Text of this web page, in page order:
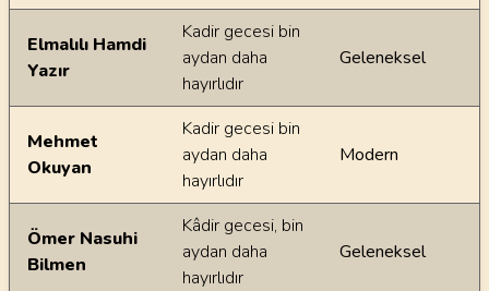
Elmalılı Hamdi
Yazır
Kadir gecesi bin
aydan daha
hayırlıdır
Geleneksel
Mehmet
Okuyan
Kadir gecesi bin
aydan daha
hayırlıdır
Modern
Ömer Nasuhi
Bilmen
Kâdir gecesi, bin
aydan daha
hayırlıdır
Geleneksel